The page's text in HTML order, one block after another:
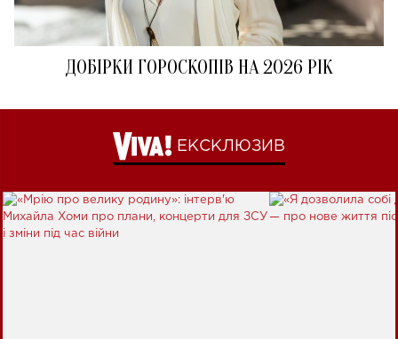
ДОБІРКИ ГОРОСКОПІВ НА 2026 РІК
ЕКСКЛЮЗИВ